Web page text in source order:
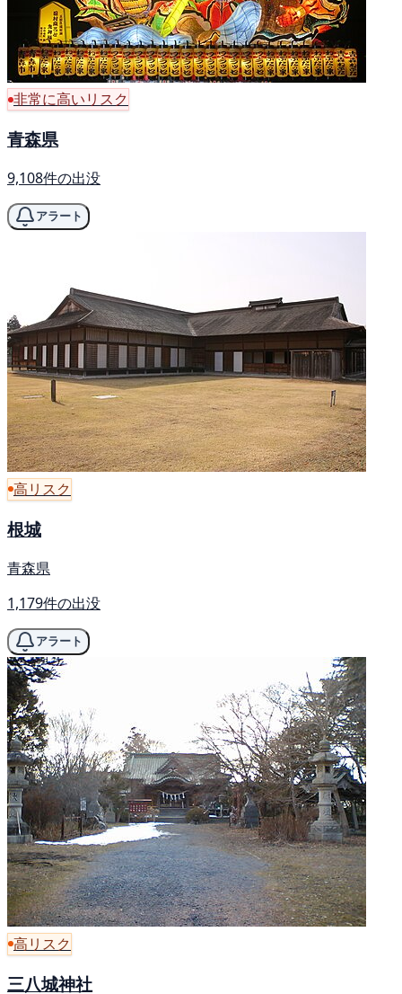
非常に高いリスク
青森県
9,108件の出没
アラート
高リスク
根城
青森県
1,179件の出没
アラート
高リスク
三八城神社